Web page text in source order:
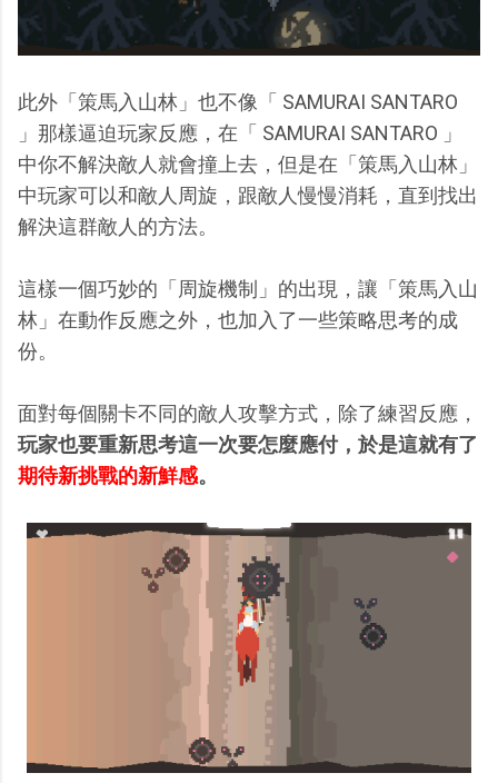
此外「策馬入山林」也不像「 SAMURAI SANTARO
」那樣逼迫玩家反應，在「 SAMURAI SANTARO 」
中你不解決敵人就會撞上去，但是在「策馬入山林」
中玩家可以和敵人周旋，跟敵人慢慢消耗，直到找出
解決這群敵人的方法。
這樣一個巧妙的「周旋機制」的出現，讓「策馬入山
林」在動作反應之外，也加入了一些策略思考的成
份。
面對每個關卡不同的敵人攻擊方式，除了練習反應，
玩家也要重新思考這一次要怎麼應付，於是這就有了
期待新挑戰的新鮮感。